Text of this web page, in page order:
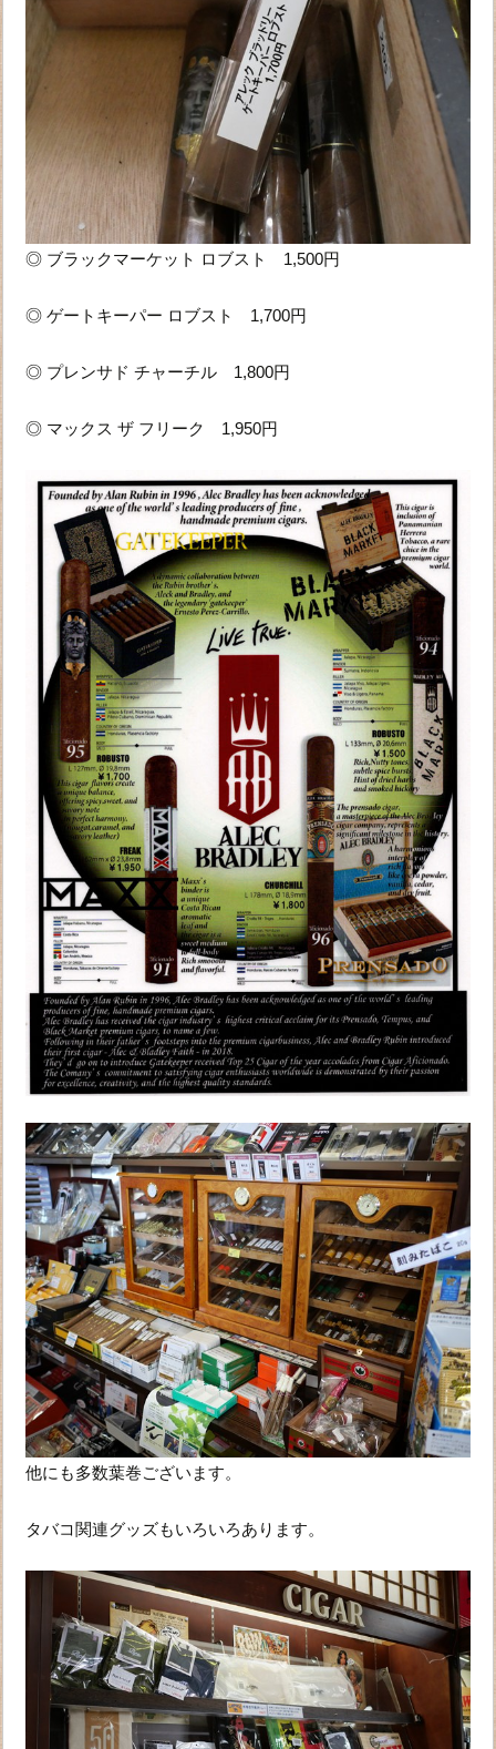
◎ ブラックマーケット ロブスト 1,500円
◎ ゲートキーパー ロブスト 1,700円
◎ プレンサド チャーチル 1,800円
◎ マックス ザ フリーク 1,950円
他にも多数葉巻ございます。
タバコ関連グッズもいろいろあります。